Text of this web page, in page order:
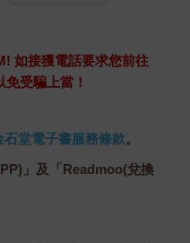
如接獲電話要求您前往
受騙上當！
石堂電子書服務條款。
」及「Readmoo(兌換